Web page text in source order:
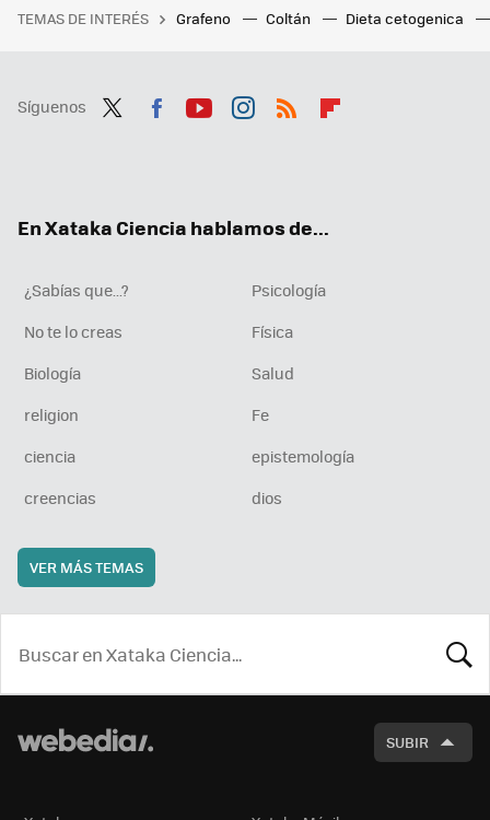
TEMAS DE INTERÉS Grafeno Coltán Dieta cetogenica
Síguenos
En Xataka Ciencia hablamos de...
¿Sabías que...?
Psicología
No te lo creas
Física
Biología
Salud
religion
Fe
ciencia
epistemología
creencias
dios
VER MÁS TEMAS
SUBIR